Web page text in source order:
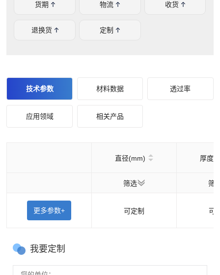
货期 物流 收货
退换货 定制
技术参数 材料数据 透过率
应用领域 相关产品
直径(mm) 厚度
筛选 筛
更多参数+ 可定制 可
我要定制